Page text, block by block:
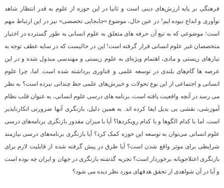
فرهنگی بر پایه ارزش‌های دینی است و ثانیا در این حوزه از علوم به قدر انتظار شاهد
نوآوری و ابداع نبوده ایم! در عین حال، موضوع «جابجایی تخصصی» نیز در این ارتباط مهم
است؛ موضوعی که به تبع آن حرفه های متعلق به علوم انسانی به طور گسترده در اختیار
متخصصان غیر علوم انسانی قرار گرفته است! این در حالیست که در سایه عطف توجه به
نیازهای زیستی و مادی، اهتمام ویژه‌ای به علوم زیستی و مهندسی مبذول شده و در این
عرصه ها گام‌های بلندی در توسعه علمی و فناوری برداشته شده است. اما، چرا علوم
انسانی و اجتماعی از این نوع تحولات و خیزش‌های علمی حظ چندانی نبرده است؟ به نظر
می رسد در آنچه واقعیت یافته است، برنامه های درسی علوم انسانی، به عنوان قلب نظام
آموزشی، نقشی بی بدیل ایفا کرده اند. به همین دلیل، بازنگری آنها ضرورتی انکارناپذیر
است. اما با کدام الگوها و با کدام رویکردها؟ آیا با میزان مقدور بازنگری برنامه‌های درسی
علوم انسانی می‌توان به توسعه این حوزه کمک کرد؟ آیا بازنگری برنامه‌های درسی نیازمند
شرایطی برای موثر واقع شدن است؟ آیا طرق در پیش گرفته شده از قابلیت لازم برای
بازنگری اعتلاجویانه برخوردار است؟ تجربه گذشته بازنگری در جهان و ایران چه بوده است
و آیا در آن شواهدی از تحقق هدفهای مورد نظر دیده می شود؟